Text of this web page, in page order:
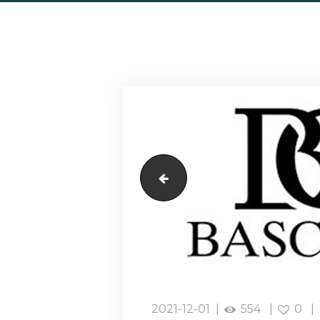
Mexx
2021-12-01 554 0